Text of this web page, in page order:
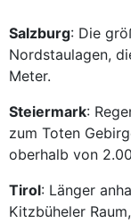
Salzburg: Die
Nordstaulagen,
Meter.
Steiermark:
zum Toten
oberhalb von
Tirol: Länger
Kitzbüheler